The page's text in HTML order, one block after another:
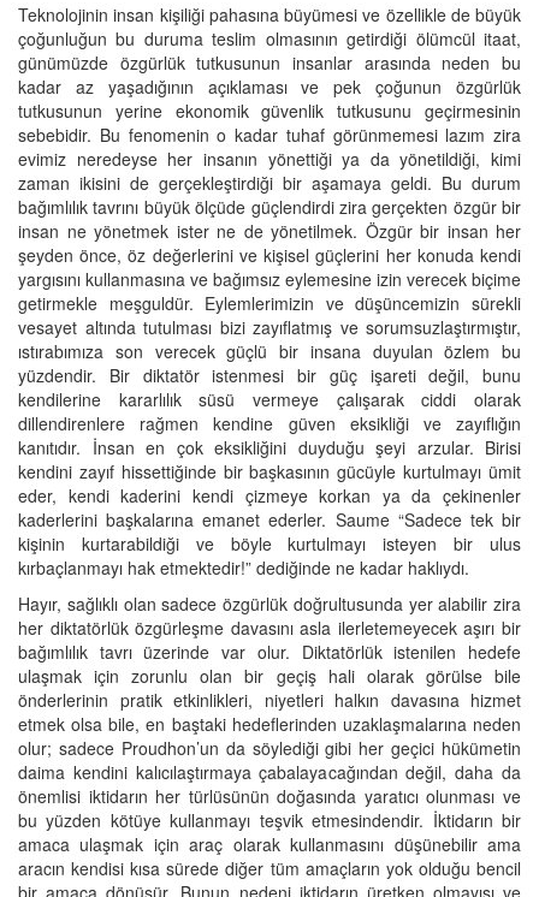
Teknolojinin insan kişiliği pahasına büyümesi ve özellikle de büyük
çoğunluğun bu duruma teslim olmasının getirdiği ölümcül itaat,
günümüzde özgürlük tutkusunun insanlar arasında neden bu
kadar az yaşadığının açıklaması ve pek çoğunun özgürlük
tutkusunun yerine ekonomik güvenlik tutkusunu geçirmesinin
sebebidir. Bu fenomenin o kadar tuhaf görünmemesi lazım zira
evimiz neredeyse her insanın yönettiği ya da yönetildiği, kimi
zaman ikisini de gerçekleştirdiği bir aşamaya geldi. Bu durum
bağımlılık tavrını büyük ölçüde güçlendirdi zira gerçekten özgür bir
insan ne yönetmek ister ne de yönetilmek. Özgür bir insan her
şeyden önce, öz değerlerini ve kişisel güçlerini her konuda kendi
yargısını kullanmasına ve bağımsız eylemesine izin verecek biçime
getirmekle meşguldür. Eylemlerimizin ve düşüncemizin sürekli
vesayet altında tutulması bizi zayıflatmış ve sorumsuzlaştırmıştır,
ıstırabımıza son verecek güçlü bir insana duyulan özlem bu
yüzdendir. Bir diktatör istenmesi bir güç işareti değil, bunu
kendilerine kararlılık süsü vermeye çalışarak ciddi olarak
dillendirenlere rağmen kendine güven eksikliği ve zayıflığın
kanıtıdır. İnsan en çok eksikliğini duyduğu şeyi arzular. Birisi
kendini zayıf hissettiğinde bir başkasının gücüyle kurtulmayı ümit
eder, kendi kaderini kendi çizmeye korkan ya da çekinenler
kaderlerini başkalarına emanet ederler. Saume “Sadece tek bir
kişinin kurtarabildiği ve böyle kurtulmayı isteyen bir ulus
kırbaçlanmayı hak etmektedir!” dediğinde ne kadar haklıydı.
Hayır, sağlıklı olan sadece özgürlük doğrultusunda yer alabilir zira
her diktatörlük özgürleşme davasını asla ilerletemeyecek aşırı bir
bağımlılık tavrı üzerinde var olur. Diktatörlük istenilen hedefe
ulaşmak için zorunlu olan bir geçiş hali olarak görülse bile
önderlerinin pratik etkinlikleri, niyetleri halkın davasına hizmet
etmek olsa bile, en baştaki hedeflerinden uzaklaşmalarına neden
olur; sadece Proudhon’un da söylediği gibi her geçici hükümetin
daima kendini kalıcılaştırmaya çabalayacağından değil, daha da
önemlisi iktidarın her türlüsünün doğasında yaratıcı olunması ve
bu yüzden kötüye kullanmayı teşvik etmesindendir. İktidarın bir
amaca ulaşmak için araç olarak kullanmasını düşünebilir ama
aracın kendisi kısa sürede diğer tüm amaçların yok olduğu bencil
bir amaca dönüşür. Bunun nedeni iktidarın üretken olmayışı ve